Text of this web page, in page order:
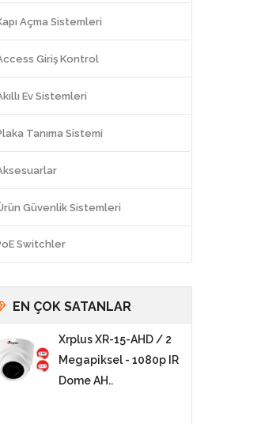
Açma Sistemleri
Giriş Kontrol
Ev Sistemleri
Tanıma Sistemi
Güvenlik Sistemleri
Switchler
EN ÇOK SATANLAR
Xrplus XR-15-AHD / 2
Megapiksel - 1080p IR
Dome AH..